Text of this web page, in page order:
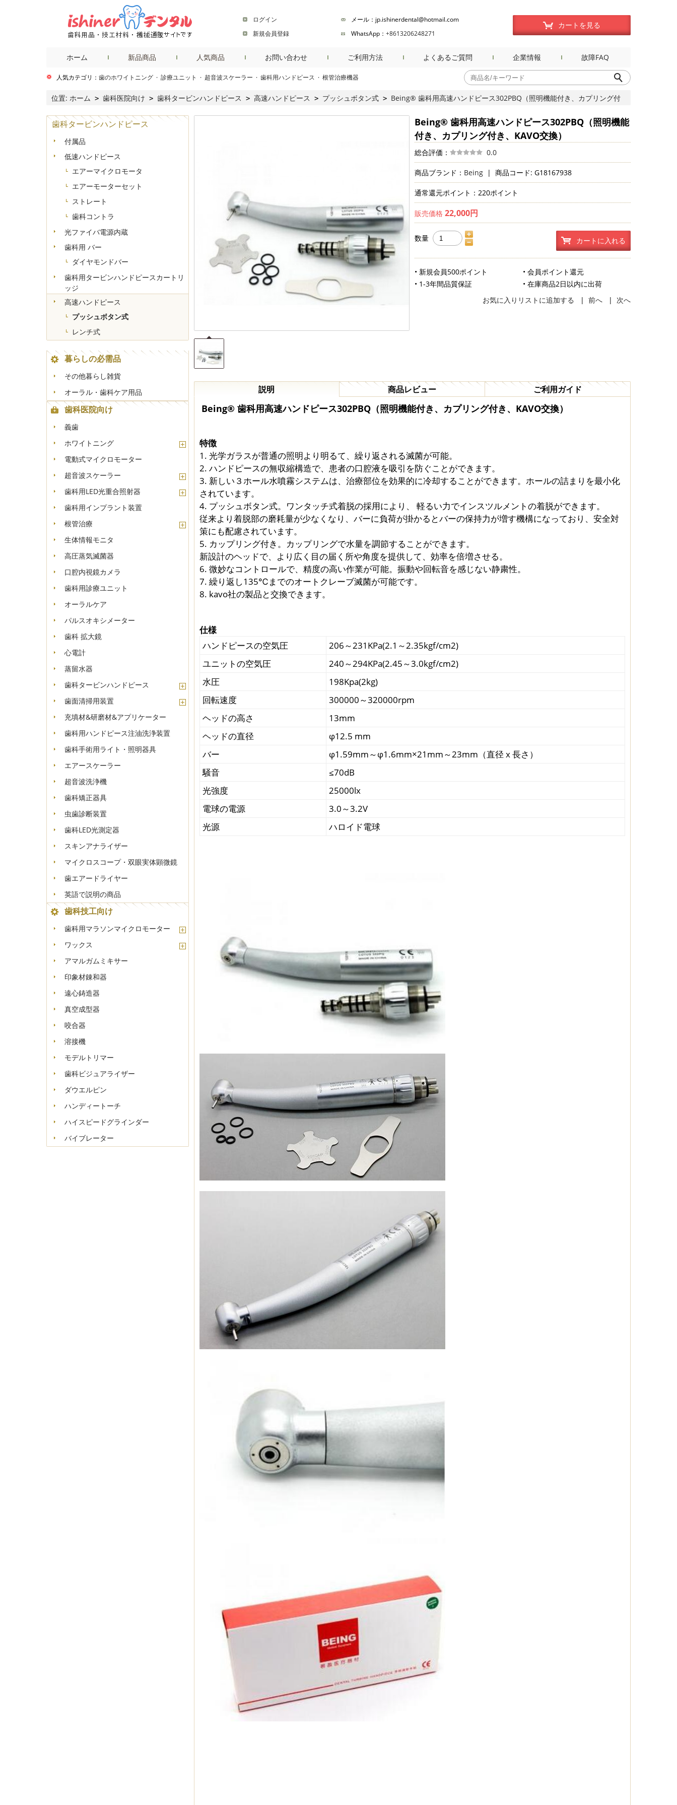
ログイン
新規会員登録
メール：jp.ishinerdental@hotmail.com
WhatsApp： +8613206248271
カートを見る
ホーム 新品商品 人気商品 お問い合わせ ご利用方法 よくあるご質問 企業情報 故障FAQ
人気カテゴリ： 歯のホワイトニング · 診療ユニット · 超音波スケーラー · 歯科用ハンドピース · 根管治療機器商品検索
位置: ホーム > 歯科医院向け > 歯科タービンハンドピース > 高速ハンドピース > プッシュボタン式 > Being® 歯科用高速ハンドピース302PBQ（照明機能付き、カプリング付
Being® 歯科用高速ハンドピース302PBQ（照明機能
付き、カプリング付き、KAVO交換）
総合評価： 0.0
商品ブランド： Being |商品コード: G18167938
通常還元ポイント：220ポイント
販売価格22,000円
数量
-
カートに入れる
• 新規会員500ポイント
• 会員ポイント還元
• 1-3年間品質保証
• 在庫商品2日以内に出荷
お気に入りリストに追加する
| 前へ | 次へ
説明 商品レビュー ご利用ガイド
Being® 歯科用高速ハンドピース302PBQ（照明機能付き、カプリング付き、KAVO交換）
特徴
1. 光学ガラスが普通の照明より明るて、繰り返される滅菌が可能。
2. ハンドピースの無収縮構造で、患者の口腔液を吸引を防ぐことができます。
3. 新しい３ホール水噴霧システムは、治療部位を効果的に冷却することができます。ホールの詰まりを最小化
されています。
4. プッシュボタン式。ワンタッチ式着脱の採用により、 軽るい力でインスツルメントの着脱ができます。
従来より着脱部の磨耗量が少なくなり、バーに負荷が掛かるとバーの保持力が増す機構になっており、安全対
策にも配慮されています。
5. カップリング付き。カップリングで水量を調節することができます。
新設計のヘッドで、より広く目の届く所や角度を提供して、効率を倍増させる。
6. 微妙なコントロールで、精度の高い作業が可能。振動や回転音を感じない静粛性。
7. 繰り返し135℃までのオートクレーブ滅菌が可能です。
8. kavo社の製品と交換できます。
仕様
ハンドピースの空気圧
206～231KPa(2.1～2.35kgf/cm2)
ユニットの空気圧
240～294KPa(2.45～3.0kgf/cm2)
水圧
198Kpa(2kg)
回転速度
300000～320000rpm
ヘッドの高さ
13mm
ヘッドの直径
φ12.5 mm
バー
φ1.59mm～φ1.6mm×21mm～23mm（直径 x 長さ）
騒音
≤70dB
光強度
25000lx
電球の電源
3.0～3.2V
光源
ハロイド電球
歯科タービンハンドピース
付属品
低速ハンドピース
エアーマイクロモータ
エアーモーターセット
ストレート
歯科コントラ
光ファイバ電源内蔵
歯科用 バー
ダイヤモンドバー
歯科用タービンハンドピースカートリ
ッジ
高速ハンドピース
プッシュボタン式
レンチ式
暮らしの必需品
その他暮らし雑貨
オーラル・歯科ケア用品
歯科医院向け
義歯
ホワイトニング
電動式マイクロモーター
超音波スケーラー
歯科用LED光重合照射器
歯科用インプラント装置
根管治療
生体情報モニタ
高圧蒸気滅菌器
口腔内視鏡カメラ
歯科用診療ユニット
オーラルケア
パルスオキシメーター
歯科 拡大鏡
心電計
蒸留水器
歯科タービンハンドピース
歯面清掃用装置
充填材&研磨材&アプリケーター
歯科用ハンドピース注油洗浄装置
歯科手術用ライト・照明器具
エアースケーラー
超音波洗浄機
歯科矯正器具
虫歯診断装置
歯科LED光測定器
スキンアナライザー
マイクロスコープ・双眼実体顕微鏡
歯エアードライヤー
英語で説明の商品
歯科技工向け
歯科用マラソンマイクロモーター
ワックス
アマルガムミキサー
印象材錬和器
遠心鋳造器
真空成型器
咬合器
溶接機
モデルトリマー
歯科ビジュアライザー
ダウエルピン
ハンディートーチ
ハイスピードグラインダー
バイブレーター